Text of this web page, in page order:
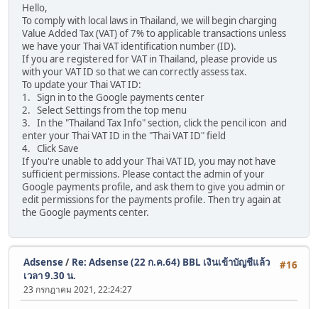
Hello,
To comply with local laws in Thailand, we will begin charging
Value Added Tax (VAT) of 7% to applicable transactions unless
we have your Thai VAT identification number (ID).
If you are registered for VAT in Thailand, please provide us
with your VAT ID so that we can correctly assess tax.
To update your Thai VAT ID:
1. Sign in to the Google payments center
2. Select Settings from the top menu
3. In the "Thailand Tax Info" section, click the pencil icon and
enter your Thai VAT ID in the "Thai VAT ID" field
4. Click Save
If you're unable to add your Thai VAT ID, you may not have
sufficient permissions. Please contact the admin of your
Google payments profile, and ask them to give you admin or
edit permissions for the payments profile. Then try again at
the Google payments center.
#16
Adsense/ Re: Adsense (22 ก.ค.64) BBL เงินเข้าบัญชีแล้ว
เวลา 9.30 น.
23 กรกฎาคม 2021, 22:24:27